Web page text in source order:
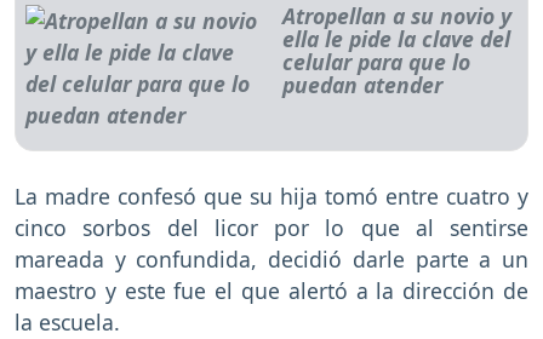
Atropellan a su novio y
ella le pide la clave del
celular para que lo
puedan atender
La madre confesó que su hija tomó entre cuatro y
cinco sorbos del licor por lo que al sentirse
mareada y confundida, decidió darle parte a un
maestro y este fue el que alertó a la dirección de
la escuela.